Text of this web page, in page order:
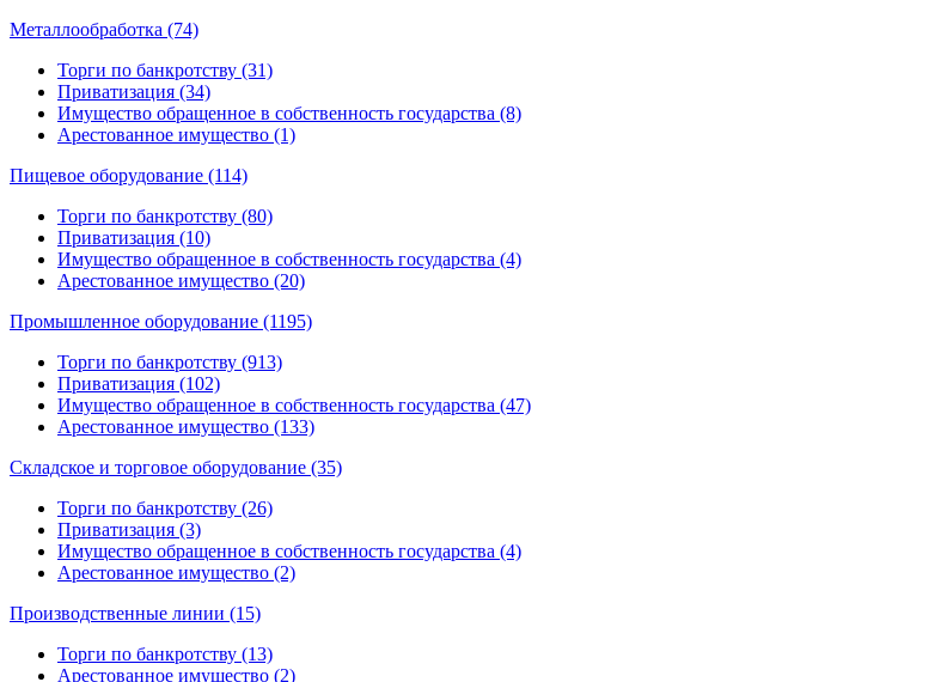
Металлообработка (74)
Торги по банкротству (31)
Приватизация (34)
Имущество обращенное в собственность государства (8)
Арестованное имущество (1)
Пищевое оборудование (114)
Торги по банкротству (80)
Приватизация (10)
Имущество обращенное в собственность государства (4)
Арестованное имущество (20)
Промышленное оборудование (1195)
Торги по банкротству (913)
Приватизация (102)
Имущество обращенное в собственность государства (47)
Арестованное имущество (133)
Складское и торговое оборудование (35)
Торги по банкротству (26)
Приватизация (3)
Имущество обращенное в собственность государства (4)
Арестованное имущество (2)
Производственные линии (15)
Торги по банкротству (13)
Арестованное имущество (2)